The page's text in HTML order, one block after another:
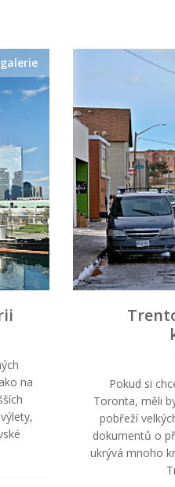
na
Pokud si
Toronta, měli
pobřeží
dokumentů o
ukrývá mnoho